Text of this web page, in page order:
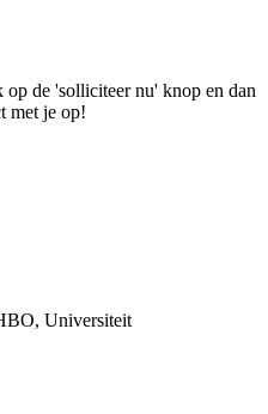
de 'solliciteer nu' knop en dan
met je op!
Universiteit